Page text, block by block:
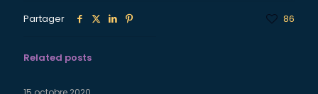
Partager 86
Related posts